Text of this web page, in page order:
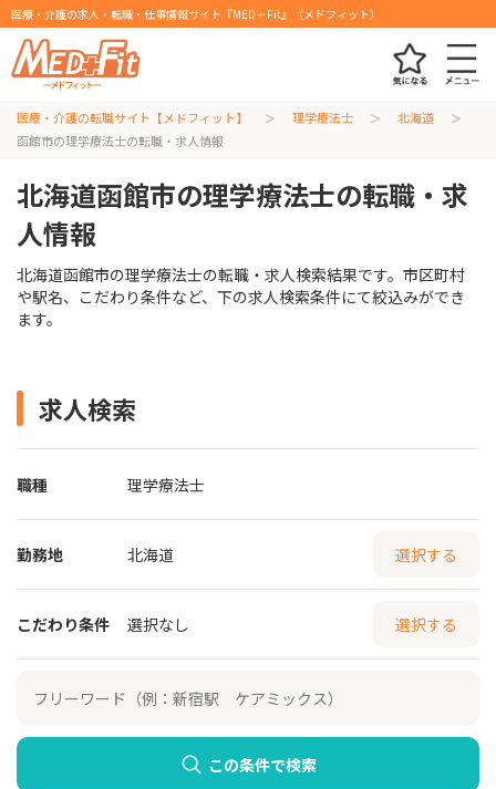
医療・介護の求人・転職・仕事情報サイト『MED＋Fit』（メドフィット）
医療・介護の転職サイト【メドフィット】 理学療法士
北海道
函館市の理学療法士の転職・求人情報
北海道函館市の理学療法士の転職・求
人情報
北海道函館市の理学療法士の転職・求人検索結果です。市区町村
や駅名、こだわり条件など、下の求人検索条件にて絞込みができ
ます。
求人検索
職種 理学療法士
勤務地 北海道 選択する
こだわり条件 選択なし 選択する
この条件で検索